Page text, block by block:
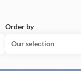
Order by
Our selection